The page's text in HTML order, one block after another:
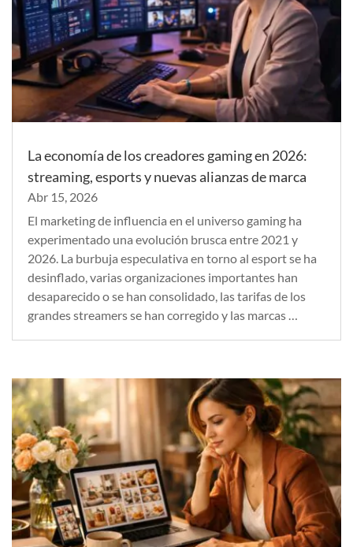
La economía de los creadores gaming en 2026:
streaming, esports y nuevas alianzas de marca
Abr 15, 2026
El marketing de influencia en el universo gaming ha
experimentado una evolución brusca entre 2021 y
2026. La burbuja especulativa en torno al esport se ha
desinflado, varias organizaciones importantes han
desaparecido o se han consolidado, las tarifas de los
grandes streamers se han corregido y las marcas …